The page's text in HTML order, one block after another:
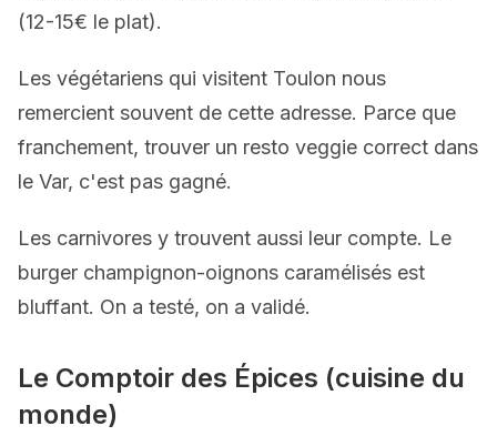
(12-15€ le plat).
Les végétariens qui visitent Toulon nous
remercient souvent de cette adresse. Parce que
franchement, trouver un resto veggie correct dans
le Var, c'est pas gagné.
Les carnivores y trouvent aussi leur compte. Le
burger champignon-oignons caramélisés est
bluffant. On a testé, on a validé.
Le Comptoir des Épices (cuisine du
monde)